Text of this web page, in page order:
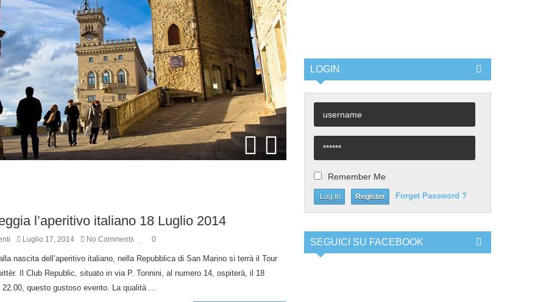
l’aperitivo italiano 18 Luglio 2014
Luglio 17, 2014 No Comments 0
nascita dell’aperitivo italiano, nella Repubblica di San Marino si terrà il Tour
Il Club Republic, situato in via P. Tonnini, al numero 14, ospiterà, il 18
22.00, questo gustoso evento. La qualità ...
LOGIN
Remember Me
Forget Password ?
Register
SEGUICI SU FACEBOOK